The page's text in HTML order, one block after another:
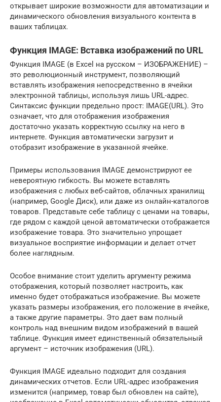
открывает широкие возможности для автоматизации и
динамического обновления визуального контента в
ваших таблицах.
Функция IMAGE: Вставка изображений по URL
Функция IMAGE (в Excel на русском – ИЗОБРАЖЕНИЕ) –
это революционный инструмент, позволяющий
вставлять изображения непосредственно в ячейки
электронной таблицы, используя лишь URL-адрес.
Синтаксис функции предельно прост: IMAGE(URL). Это
означает, что для отображения изображения
достаточно указать корректную ссылку на него в
интернете. Функция автоматически загрузит и
отобразит изображение в указанной ячейке.
Примеры использования IMAGE демонстрируют ее
невероятную гибкость. Вы можете вставлять
изображения с любых веб-сайтов, облачных хранилищ
(например, Google Диск), или даже из онлайн-каталогов
товаров. Представьте себе таблицу с ценами на товары,
где рядом с каждой ценой автоматически отображается
изображение товара. Это значительно упрощает
визуальное восприятие информации и делает отчет
более наглядным.
Особое внимание стоит уделить аргументу режима
отображения, который позволяет настроить, как
именно будет отображаться изображение. Вы можете
указать размеры изображения, его положение в ячейке,
а также другие параметры. Это дает вам полный
контроль над внешним видом изображений в вашей
таблице. Функция имеет единственный обязательный
аргумент – источник изображения (URL).
Функция IMAGE идеально подходит для создания
динамических отчетов. Если URL-адрес изображения
изменится (например, товар был обновлен на сайте),